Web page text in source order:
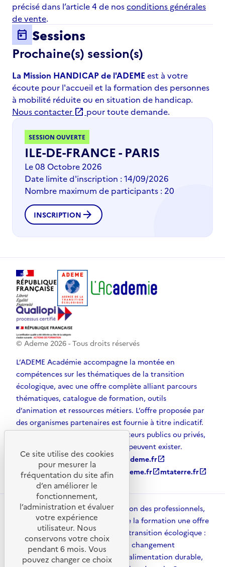
précisé dans l’article 4 de nosconditions générales
de vente.
today Sessions
Prochaine(s) session(s)
La Mission HANDICAP de l'ADEMEest à votre
écoute pour l'accueil et la formation des personnes
à mobilité réduite ou en situation de handicap.
Nous contacter open_in_new pour toute demande.
SESSION OUVERTE
ILE-DE-FRANCE - PARIS
Le 08 Octobre 2026
Date limite d'inscription : 14/09/2026
Nombre maximum de participants : 20
INSCRIPTION arrow_forward
© Ademe 2026 - Tous droits réservés
L’ADEME Académie accompagne la montée en
compétences sur les thématiques de la transition
écologique, avec une offre complète alliant parcours
thématiques, catalogue de formation, outils
d’animation et ressources métiers. L’offre proposée par
des organismes partenaires est fournie à titre indicatif.
D’autres solutions, émanant d’acteurs publics ou privés,
et non référencées par l’ADEME, peuvent exister.
ademe.fr open_in_newagirpourlatransition.ademe.fropen_in_new
librairie.ademe.fropen_in_new recherche.ademe.fropen_in_newmtaterre.fropen_in_new
ADEME Académie met à disposition des professionnels,
des collectivités et des acteurs de la formation une offre
structurée pour accompagner la transition écologique :
énergies, mobilité, adaptation au changement
climatique, économie circulaire, alimentation durable,
Ce site utilise des cookies
pour mesurer la
fréquentation du site afin
d’en améliorer le
fonctionnement,
l’administration et évaluer
votre expérience
utilisateur. Nous
conservons votre choix
pendant 6 mois. Vous
pouvez changer ce choix